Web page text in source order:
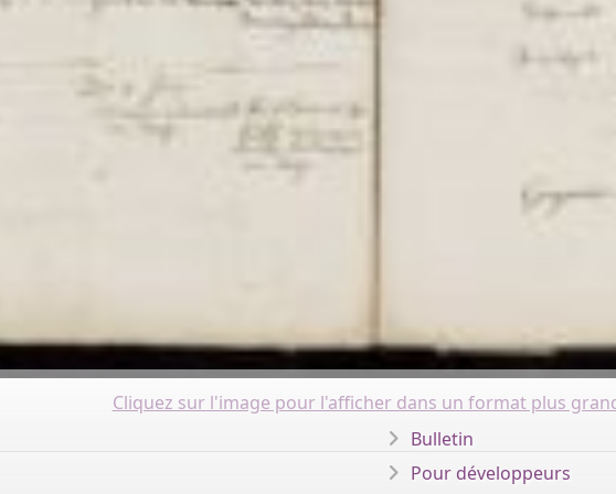
Cliquez sur l'image pour l'afficher dans un format plus
Bulletin
Pour développeurs